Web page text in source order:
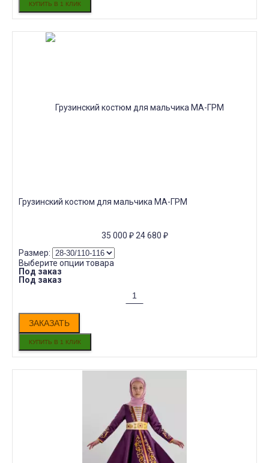
Грузинский костюм для мальчика МА-ГРМ
35 000 ₽ 24 680 ₽
Размер:
Выберите опции товара
Под заказ
Под заказ
ЗАКАЗАТЬ